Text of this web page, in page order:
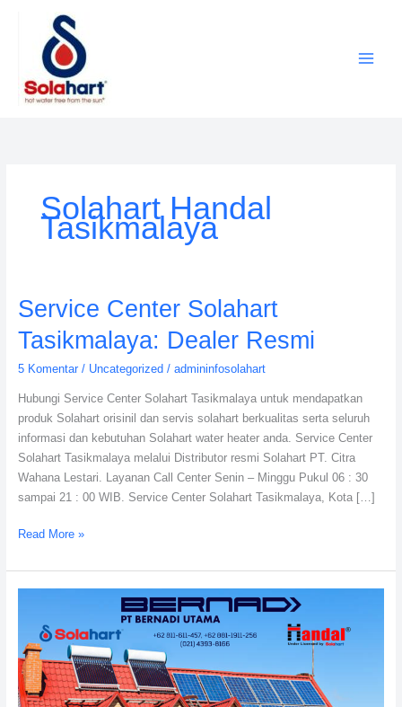
Solahart Handal
Tasikmalaya
Service Center Solahart
Tasikmalaya: Dealer Resmi
5 Komentar / Uncategorized / admininfosolahart
Hubungi Service Center Solahart Tasikmalaya untuk mendapatkan
produk Solahart orisinil dan servis solahart berkualitas serta seluruh
informasi dan kebutuhan Solahart water heater anda. Service Center
Solahart Tasikmalaya melalui Distributor resmi Solahart PT. Citra
Wahana Lestari. Layanan Call Center Senin – Minggu Pukul 06 : 30
sampai 21 : 00 WIB. Service Center Solahart Tasikmalaya, Kota […]
Service
Center
Solahart
Tasikmalaya:
Resmi
Read More »
Tasikmalaya:
Distributor
resmi